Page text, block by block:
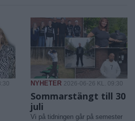
NYHETER 2026-06-26 KL. 09:30
Sommarstängt till 30
juli
Vi på tidningen går på semester